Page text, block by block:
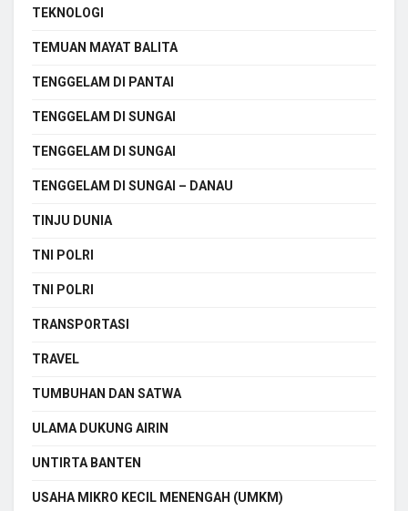
TEKNOLOGI
TEMUAN MAYAT BALITA
TENGGELAM DI PANTAI
TENGGELAM DI SUNGAI
TENGGELAM DI SUNGAI
TENGGELAM DI SUNGAI – DANAU
TINJU DUNIA
TNI POLRI
TNI POLRI
TRANSPORTASI
TRAVEL
TUMBUHAN DAN SATWA
ULAMA DUKUNG AIRIN
UNTIRTA BANTEN
USAHA MIKRO KECIL MENENGAH (UMKM)